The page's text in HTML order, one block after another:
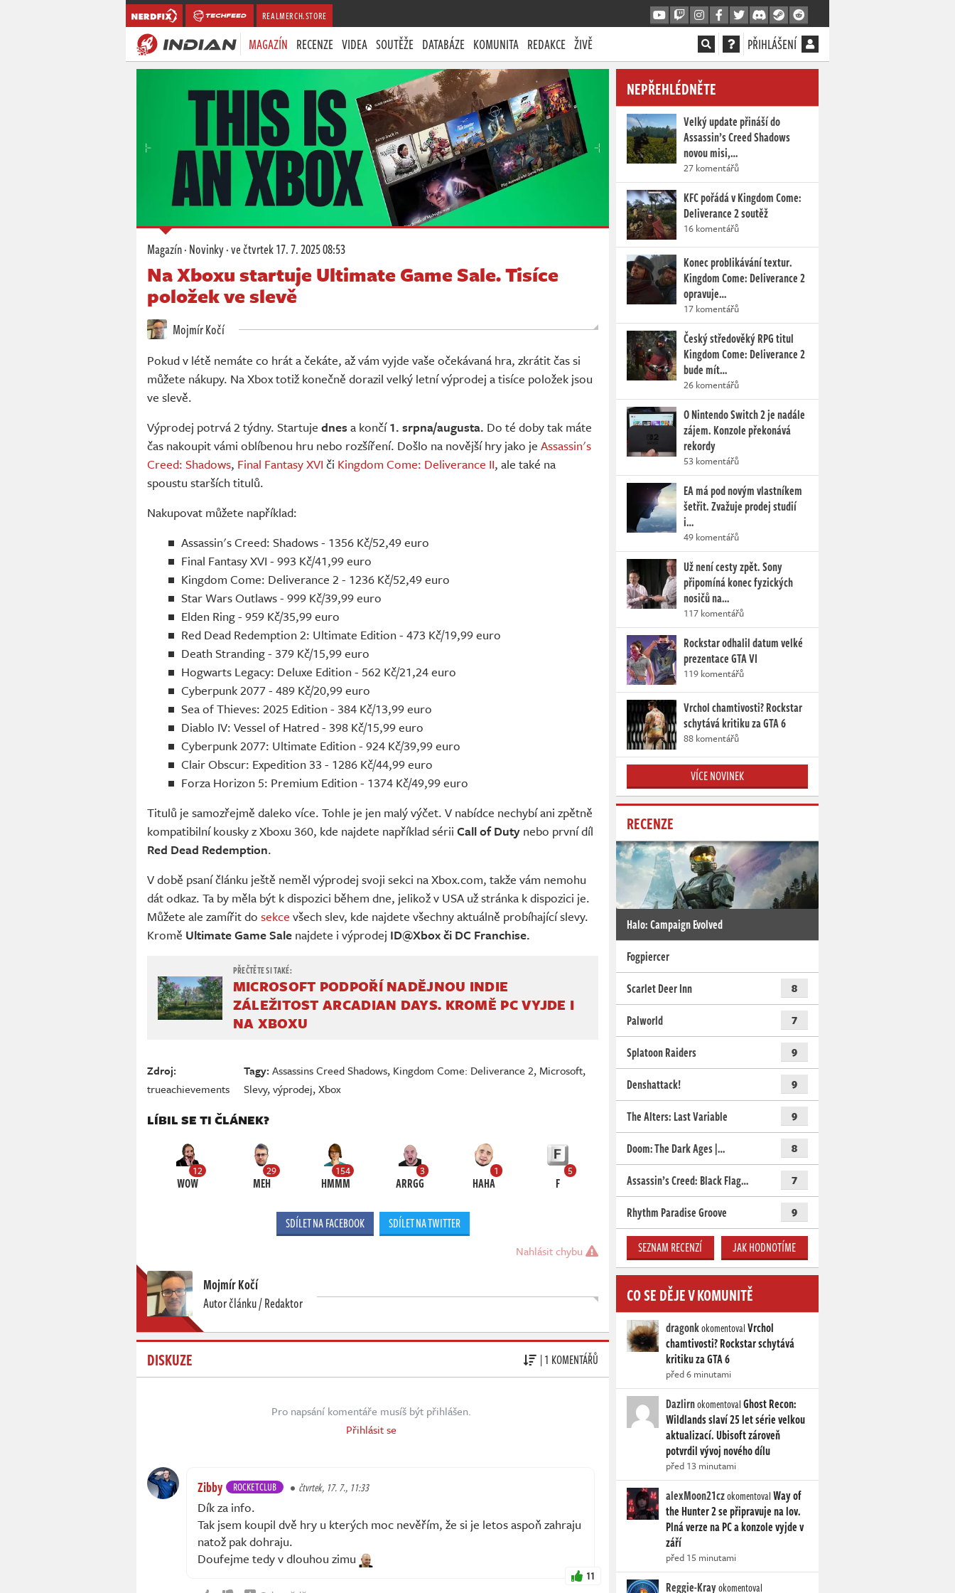
REALMERCH.STORE
MAGAZÍN RECENZE VIDEA SOUTĚŽE DATABÁZE KOMUNITA REDAKCE ŽIVĚ PŘIHLÁŠENÍ
Magazín·Novinky·ve čtvrtek17. 7. 2025 08:53
Na Xboxu startuje Ultimate Game Sale. Tisíce
položek ve slevě
Mojmír Kočí
Pokud v létě nemáte co hrát a čekáte, až vám vyjde vaše očekávaná hra, zkrátit čas si
můžete nákupy. Na Xbox totiž konečně dorazil velký letní výprodej a tisíce položek jsou
ve slevě.
Výprodej potrvá 2 týdny. Startuje dnes a končí1. srpna/augusta. Do té doby tak máte
čas nakoupit vámi oblíbenou hru nebo rozšíření. Došlo na novější hry jako je Assassin's
Creed: Shadows, Final Fantasy XVI či Kingdom Come: Deliverance II, ale také na
spoustu starších titulů.
Nakupovat můžete například:
Assassin's Creed: Shadows - 1356 Kč/52,49 euro
Final Fantasy XVI - 993 Kč/41,99 euro
Kingdom Come: Deliverance 2 - 1236 Kč/52,49 euro
Star Wars Outlaws - 999 Kč/39,99 euro
Elden Ring - 959 Kč/35,99 euro
Red Dead Redemption 2: Ultimate Edition - 473 Kč/19,99 euro
Death Stranding - 379 Kč/15,99 euro
Hogwarts Legacy: Deluxe Edition - 562 Kč/21,24 euro
Cyberpunk 2077 - 489 Kč/20,99 euro
Sea of Thieves: 2025 Edition - 384 Kč/13,99 euro
Diablo IV: Vessel of Hatred - 398 Kč/15,99 euro
Cyberpunk 2077: Ultimate Edition - 924 Kč/39,99 euro
Clair Obscur: Expedition 33 - 1286 Kč/44,99 euro
Forza Horizon 5: Premium Edition - 1374 Kč/49,99 euro
Titulů je samozřejmě daleko více. Tohle je jen malý výčet. V nabídce nechybí ani zpětně
kompatibilní kousky z Xboxu 360, kde najdete například sérii Call of Duty nebo první díl
Red Dead Redemption.
V době psaní článku ještě neměl výprodej svoji sekci na Xbox.com, takže vám nemohu
dát odkaz. Ta by měla být k dispozici během dne, jelikož v USA už stránka k dispozici je.
Můžete ale zamířit do sekce všech slev, kde najdete všechny aktuálně probíhající slevy.
Kromě Ultimate Game Sale najdete i výprodej ID@Xbox či DC Franchise.
MICROSOFT PODPOŘÍ NADĚJNOU INDIE
ZÁLEŽITOST ARCADIAN DAYS. KROMĚ PC VYJDE I
NA XBOXU
Zdroj:
trueachievements
Tagy: Assassins Creed Shadows, Kingdom Come: Deliverance 2, Microsoft,
Slevy,výprodej,Xbox
LÍBIL SE TI ČLÁNEK?
12
WOW
29
MEH
154
HMMM
3
ARRGG
1
HAHA
5
F
SDÍLET NA FACEBOOK SDÍLET NA TWITTER
Nahlásit chybu
Mojmír Kočí
Autor článku / Redaktor
DISKUZE | 1 KOMENTÁŘŮ
Pro napsání komentáře musíš být přihlášen.
Přihlásit se
Zibby ROCKETCLUB čtvrtek, 17. 7., 11:33
Dík za info.
Tak jsem koupil dvě hry u kterých moc nevěřím, že si je letos aspoň zahraju
natož pak dohraju.
Doufejme tedy v dlouhou zimu
11
NEPŘEHLÉDNĚTE
Velký update přináší do
Assassin’s Creed Shadows
novou misi,…
27 komentářů
KFC pořádá v Kingdom Come:
Deliverance 2 soutěž
16 komentářů
Konec problikávání textur.
Kingdom Come: Deliverance 2
opravuje…
17 komentářů
Český středověký RPG titul
Kingdom Come: Deliverance 2
bude mít…
26 komentářů
O Nintendo Switch 2 je nadále
zájem. Konzole překonává
rekordy
53 komentářů
EA má pod novým vlastníkem
šetřit. Zvažuje prodej studií
i…
49 komentářů
Už není cesty zpět. Sony
připomíná konec fyzických
nosičů na…
117 komentářů
Rockstar odhalil datum velké
prezentace GTA VI
119 komentářů
Vrchol chamtivosti? Rockstar
schytává kritiku za GTA 6
88 komentářů
VÍCE NOVINEK
RECENZE
Halo: Campaign Evolved
Fogpiercer
Scarlet Deer Inn
8
Palworld 7
Splatoon Raiders 9
Denshattack! 9
The Alters: Last Variable 9
Doom: The Dark Ages |… 8
Assassin’s Creed: Black Flag… 7
Rhythm Paradise Groove 9
SEZNAM RECENZÍ JAK HODNOTÍME
CO SE DĚJE V KOMUNITĚ
dragonkokomentovalVrchol
chamtivosti? Rockstar schytává
kritiku za GTA 6
před 6 minutami
DazlirnokomentovalGhost Recon:
Wildlands slaví 25 let série velkou
aktualizací. Ubisoft zároveň
potvrdil vývoj nového dílu
před 13 minutami
alexMoon21czokomentovalWay of
the Hunter 2 se připravuje na lov.
Plná verze na PC a konzole vyjde v
září
před 15 minutami
Reggie-Krayokomentoval